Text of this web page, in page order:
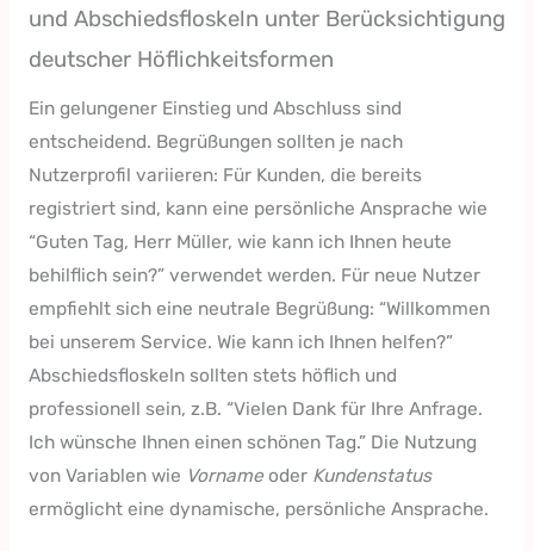
und Abschiedsfloskeln unter Berücksichtigung
deutscher Höflichkeitsformen
Ein gelungener Einstieg und Abschluss sind
entscheidend. Begrüßungen sollten je nach
Nutzerprofil variieren: Für Kunden, die bereits
registriert sind, kann eine persönliche Ansprache wie
“Guten Tag, Herr Müller, wie kann ich Ihnen heute
behilflich sein?” verwendet werden. Für neue Nutzer
empfiehlt sich eine neutrale Begrüßung: “Willkommen
bei unserem Service. Wie kann ich Ihnen helfen?”
Abschiedsfloskeln sollten stets höflich und
professionell sein, z.B. “Vielen Dank für Ihre Anfrage.
Ich wünsche Ihnen einen schönen Tag.” Die Nutzung
von Variablen wie Vornameoder Kundenstatus
ermöglicht eine dynamische, persönliche Ansprache.